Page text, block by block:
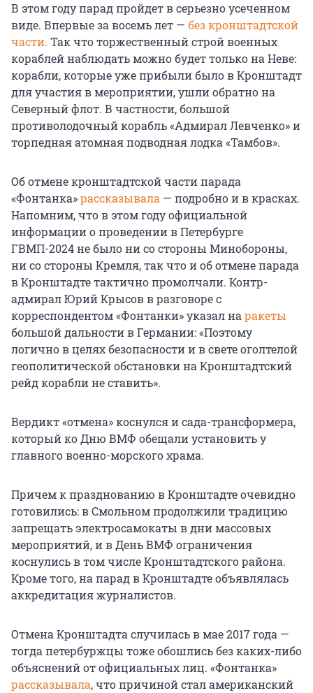
В этом году парад пройдет в серьезно усеченном
виде. Впервые за восемь лет — без кронштадтской
части. Так что торжественный строй военных
кораблей наблюдать можно будет только на Неве:
корабли, которые уже прибыли было в Кронштадт
для участия в мероприятии, ушли обратно на
Северный флот. В частности, большой
противолодочный корабль «Адмирал Левченко» и
торпедная атомная подводная лодка «Тамбов».
Об отмене кронштадтской части парада
«Фонтанка»рассказывала — подробно и в красках.
Напомним, что в этом году официальной
информации о проведении в Петербурге
ГВМП-2024 не было ни со стороны Минобороны,
ни со стороны Кремля, так что и об отмене парада
в Кронштадте тактично промолчали. Контр-
адмирал Юрий Крысов в разговоре с
корреспондентом «Фонтанки» указал наракеты
большой дальности в Германии: «Поэтому
логично в целях безопасности и в свете оголтелой
геополитической обстановки на Кронштадтский
рейд корабли не ставить».
Вердикт «отмена» коснулся и сада-трансформера,
который ко Дню ВМФ обещали установить у
главного военно-морского храма.
Причем к празднованию в Кронштадте очевидно
готовились: в Смольном продолжили традицию
запрещать электросамокаты в дни массовых
мероприятий, и в День ВМФ ограничения
коснулись в том числе Кронштадтского района.
Кроме того, на парад в Кронштадте объявлялась
аккредитация журналистов.
Отмена Кронштадта случилась в мае 2017 года —
тогда петербуржцы тоже обошлись без каких-либо
объяснений от официальных лиц. «Фонтанка»
рассказывала, что причиной стал американский